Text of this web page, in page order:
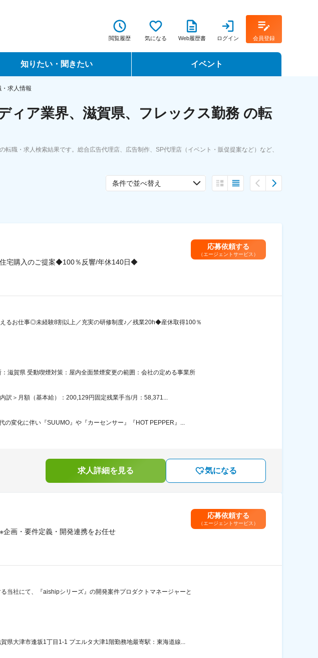
閲覧履歴 気になる Web履歴書 ログイン 会員登録
知りたい・聞きたい
ノウハウ
タで見る転職
イベント
転職フェア
求人情報
ィア業界、滋賀県、フレックス勤務 の転
職・求人検索結果です。総合広告代理店、広告制作、SP代理店（イベント・販促提案など）など、
条件で並べ替え
住宅購入のご提案◆100％反響/年休140日◆
応募依頼する
（エージェントサービス）
るお仕事◎未経験8割以上／充実の研修制度♪／残業20h◆産休取得100％
滋賀県 受動喫煙対策：屋内全面禁煙変更の範囲：会社の定める事業所
訳＞月額（基本給）：200,129円固定残業手当/月：58,371...
変化に伴い『SUUMO』や『カーセンサー』『HOT PEPPER』...
求人詳細を見る 気になる
企画・要件定義・開発連携をお任せ
応募依頼する
（エージェントサービス）
当社にて、『aishipシリーズ』の開発案件プロダクトマネージャーと
県大津市逢坂1丁目1-1 プエルタ大津1階勤務地最寄駅：東海道線...